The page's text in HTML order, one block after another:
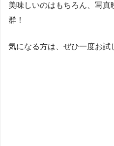
美味しいのはもちろん、写真
群！
気になる方は、ぜひ一度お試